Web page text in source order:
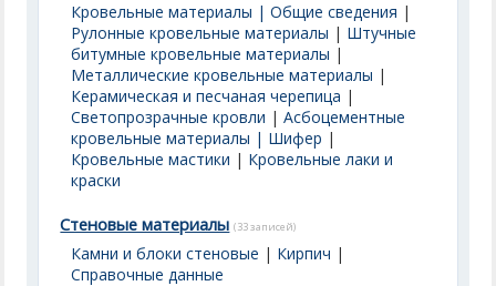
Кровельные материалы | Общие сведения |
Рулонные кровельные материалы | Штучные
битумные кровельные материалы |
Металлические кровельные материалы |
Керамическая и песчаная черепица |
Светопрозрачные кровли |Асбоцементные
кровельные материалы | Шифер |
Кровельные мастики | Кровельные лаки и
краски
Стеновые материалы (33 записей)
Камни и блоки стеновые | Кирпич |
Справочные данные